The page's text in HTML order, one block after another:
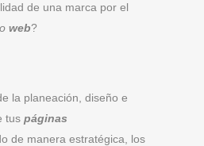
de una marca por el
web?
la planeación, diseño e
tus páginas
de manera estratégica, los